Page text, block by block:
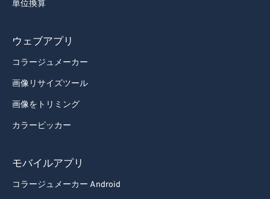
単位換算
ウェブアプリ
コラージュメーカー
画像リサイズツール
画像をトリミング
カラーピッカー
モバイルアプリ
コラージュメーカー Android